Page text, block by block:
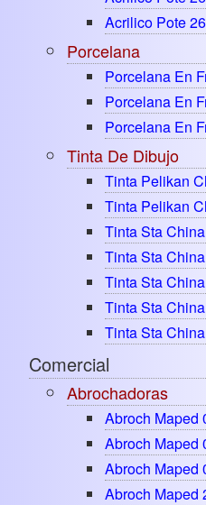
Acrilico Pote
Porcelana
Porcelana En
Porcelana En
Porcelana En
Tinta De Dibujo
Tinta Pelikan
Tinta Pelikan
Tinta Sta
Tinta Sta
Tinta Sta
Tinta Sta
Tinta Sta
Comercial
Abrochadoras
Abroch Maped
Abroch Maped
Abroch Maped
Abroch Maped